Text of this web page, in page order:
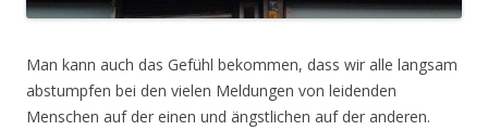
Man kann auch das Gefühl bekommen, dass wir alle langsam
abstumpfen bei den vielen Meldungen von leidenden
Menschen auf der einen und ängstlichen auf der anderen.